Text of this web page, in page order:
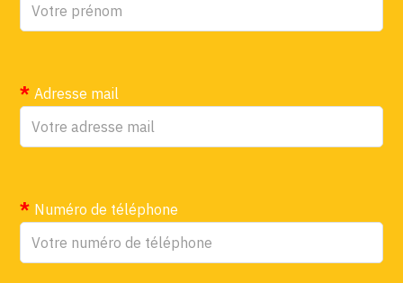
Adresse mail
Numéro de téléphone